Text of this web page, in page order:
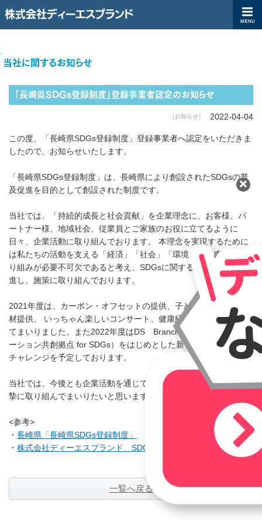
株式会社ディーエスブランド
TOP
当社に関するお知らせ
「長崎県SDGs登録制度」登録事業者認定のお知らせ
［お知らせ］ 2022-04-04
この度、「長崎県SDGs登録制度」登録事業者へ認定をいただきま
したので、お知らせいたします。
「長崎県SDGs登録制度」は、長崎県により創設されたSDGsの普
及促進を目的として創設された制度です。
当社では、「持続的成長と社会貢献」を企業理念に、お客様、パ
ートナー様、地域社会、従業員とご家族のお役に立てるように
日々、企業活動に取り組んでおります。 本理念を実現するために
は私たちの活動を支える「経済」「社会」「環境」に配慮した取
り組みが必要不可欠であると考え、SDGsに関する方針を全社で推
進し、施策に取り組んでおります。
2021年度は、カーボン・オフセットの提供、子ども食堂様への食
材提供、 いっちゃん楽しいコンサート、健康経営の実施等を行っ
てまいりました。また2022年度はDS Branch（社会参加型イノベ
ーション共創拠点 for SDGs）をはじめとした新しい取り組みにも
チャレンジを予定しております。
当社では、今後とも企業活動を通じて持続可能な社会の実現に真
摯に取り組んでまいりたいと思います。
<参考>
・ 長崎県「長崎県SDGs登録制度」
・ 株式会社ディーエスブランド SDGsに関する取り組み
一覧へ戻る